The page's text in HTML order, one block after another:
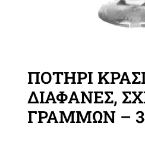
ΠΟΤΉΡΙ
ΔΙΑΦΑΝΈΣ,
ΓΡΑΜΜΏΝ –